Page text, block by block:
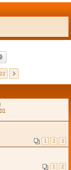
22
1 2 3
1 2